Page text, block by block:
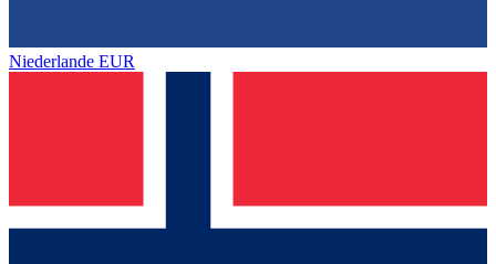
Niederlande EUR